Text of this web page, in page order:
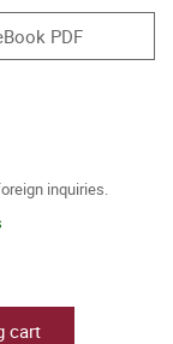
PDF
inquiries.
cart